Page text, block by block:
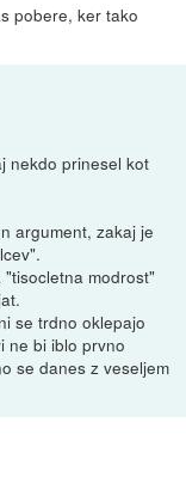
pobere, ker tako
nekdo prinesel kot
argument, zakaj je
modrost"
se trdno oklepajo
ne bi iblo prvno
se danes z veseljem